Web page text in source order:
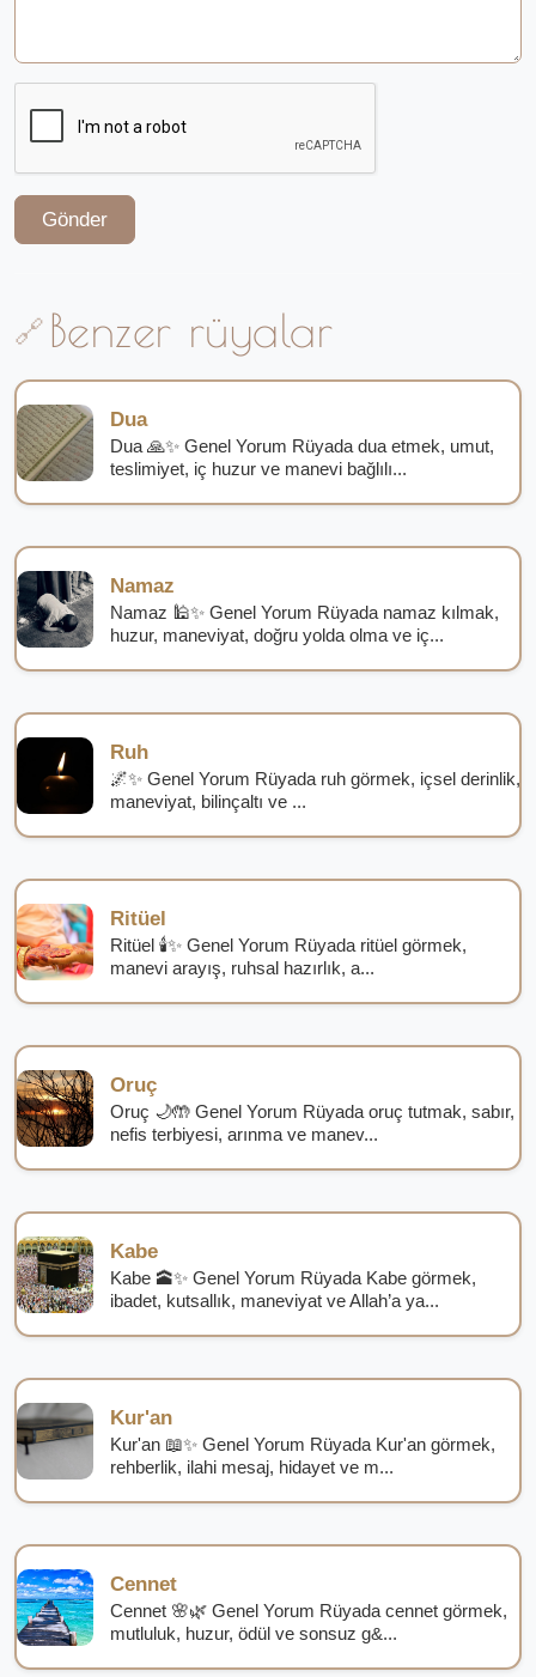
Gönder
Benzer rüyalar
Dua
Dua 🙏✨ Genel Yorum Rüyada dua etmek, umut,
teslimiyet, iç huzur ve manevi bağlılı...
Namaz
Namaz 🕌✨ Genel Yorum Rüyada namaz kılmak,
huzur, maneviyat, doğru yolda olma ve iç...
Ruh
🌌✨ Genel Yorum Rüyada ruh görmek, içsel derinlik,
maneviyat, bilinçaltı ve ...
Ritüel
Ritüel 🕯️✨ Genel Yorum Rüyada ritüel görmek,
manevi arayış, ruhsal hazırlık, a...
Oruç
Oruç 🌙🤲 Genel Yorum Rüyada oruç tutmak, sabır,
nefis terbiyesi, arınma ve manev...
Kabe
Kabe 🕋✨ Genel Yorum Rüyada Kabe görmek,
ibadet, kutsallık, maneviyat ve Allah’a ya...
Kur'an
Kur'an 📖✨ Genel Yorum Rüyada Kur'an görmek,
rehberlik, ilahi mesaj, hidayet ve m...
Cennet
Cennet 🌸🌿 Genel Yorum Rüyada cennet görmek,
mutluluk, huzur, ödül ve sonsuz g&...